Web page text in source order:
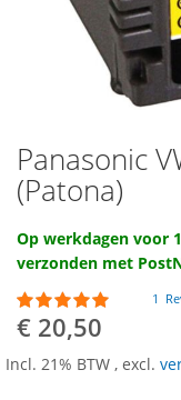
Ga
naar
het
van
de
afbeeldingen-
gallerij
Panasonic
(Patona)
Op werkdagen voor
verzonden met
Waardering:
100
% of100
1
€ 20,50
Incl. 21% BTW , excl.